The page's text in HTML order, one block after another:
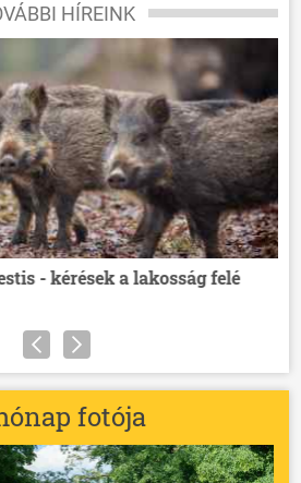
HÍREINK
- kérések a lakosság felé
fotója